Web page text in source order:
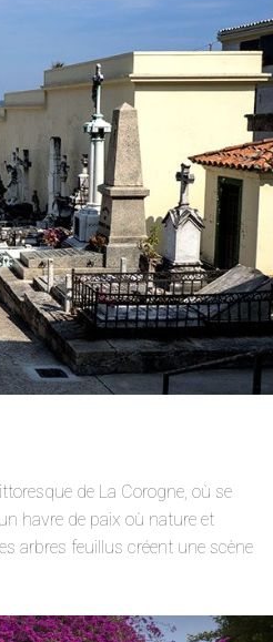
de La Corogne, où se
havre de paix où nature et
arbres feuillus créent une scène